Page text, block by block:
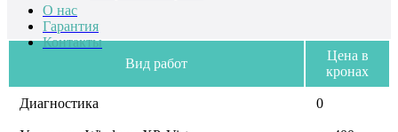
О нас
Гарантия
Контакты
Вид работ
Цена в
кронах
Диагностика 0